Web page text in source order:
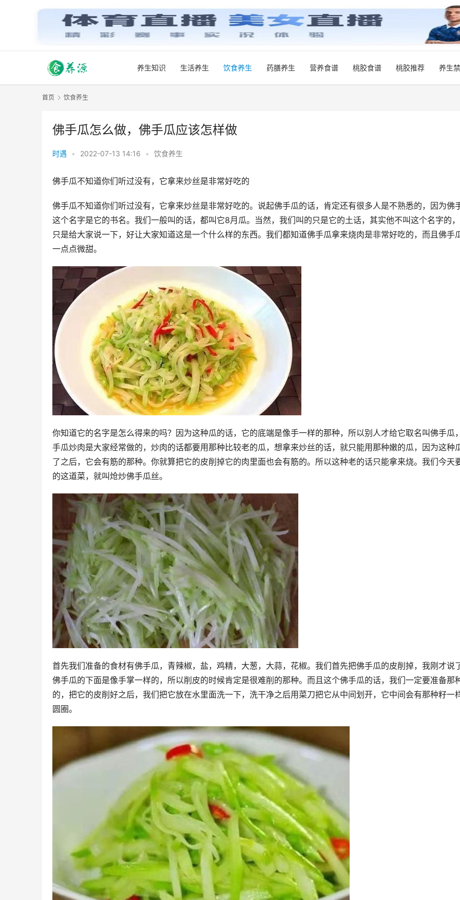
养生知识 生活养生 饮食养生 药膳养生 营养食谱 桃胶食谱 桃胶推荐 养生
首页 饮食养生
佛手瓜怎么做，佛手瓜应该怎样做
时遇 • 2022-07-13 14:16 • 饮食养生
佛手瓜不知道你们听过没有，它拿来炒丝是非常好吃的
佛手瓜不知道你们听过没有，它拿来炒丝是非常好吃的。说起佛手瓜的话，肯定还有很多人是不熟悉的，因为佛
这个名字是它的书名。我们一般叫的话，都叫它8月瓜。当然，我们叫的只是它的土话，其实他不叫这个名字的
只是给大家说一下，好让大家知道这是一个什么样的东西。我们都知道佛手瓜拿来烧肉是非常好吃的，而且佛手
一点点微甜。
你知道它的名字是怎么得来的吗？因为这种瓜的话，它的底端是像手一样的那种，所以别人才给它取名叫佛手瓜
手瓜炒肉是大家经常做的，炒肉的话都要用那种比较老的瓜，想拿来炒丝的话，就只能用那种嫩的瓜，因为这种
了之后，它会有筋的那种。你就算把它的皮削掉它的肉里面也会有筋的。所以这种老的话只能拿来烧。我们今天
的这道菜，就叫炝炒佛手瓜丝。
首先我们准备的食材有佛手瓜，青辣椒，盐，鸡精，大葱，大蒜，花椒。我们首先把佛手瓜的皮削掉，我刚才说
佛手瓜的下面是像手掌一样的，所以削皮的时候肯定是很难削的那种。而且这个佛手瓜的话，我们一定要准备那
的，把它的皮削好之后，我们把它放在水里面洗一下，洗干净之后用菜刀把它从中间划开，它中间会有那种籽一
圆圈。